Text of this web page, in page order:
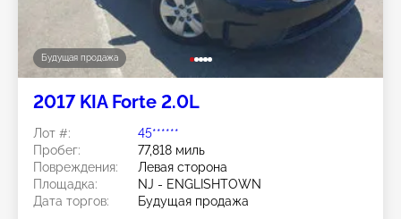
Будущая продажа
2017 KIA Forte 2.0L
Лот #:
45******
Пробег:
77,818 миль
Повреждения:
Левая сторона
Площадка:
NJ - ENGLISHTOWN
Дата торгов:
Будущая продажа